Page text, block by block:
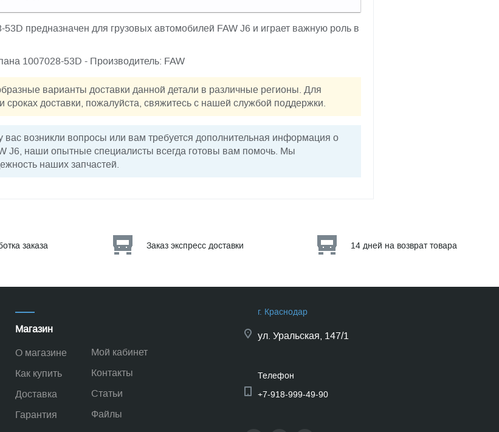
предназначен для грузовых автомобилей FAW J6 и играет важную роль в
1007028-53D - Производитель: FAW
варианты доставки данной детали в различные регионы. Для
доставки, пожалуйста, свяжитесь с нашей службой поддержки.
возникли вопросы или вам требуется дополнительная информация о
J6, наши опытные специалисты всегда готовы вам помочь. Мы
наших запчастей.
заказа Заказ экспресс доставки 14 дней на возврат товара
Магазин
О магазине
Как купить
Доставка
Гарантия
Мой кабинет
Контакты
Статьи
Файлы
г. Краснодар
ул. Уральская, 147/1
Телефон
+7-918-999-49-90